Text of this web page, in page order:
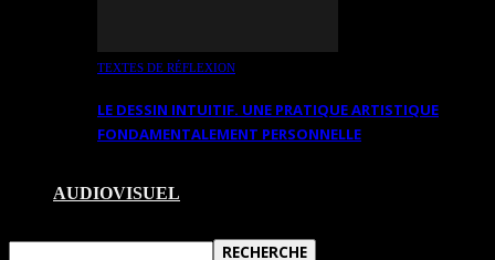
TEXTES DE RÉFLEXION
LE DESSIN INTUITIF. UNE PRATIQUE ARTISTIQUE
FONDAMENTALEMENT PERSONNELLE
AUDIOVISUEL